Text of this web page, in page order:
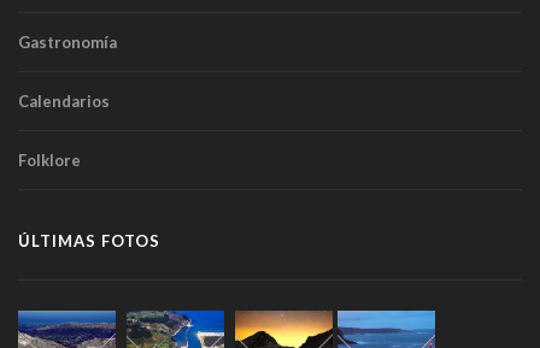
Gastronomía
Calendarios
Folklore
ÚLTIMAS FOTOS